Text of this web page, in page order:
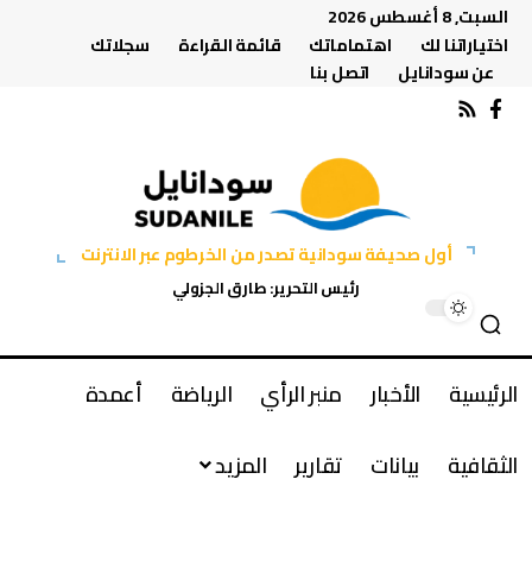
السبت, 8 أغسطس 2026
اختياراتنا لك
اهتماماتك قائمة القراءة
سجلاتك
عن سودانايل
اتصل بنا
أول صحيفة سودانية تصدر من الخرطوم عبر الانترنت
رئيس التحرير: طارق الجزولي
الرئيسية الأخبار منبر الرأي الرياضة
أعمدة
الثقافية
بيانات تقارير المزيد